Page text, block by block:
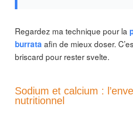
Regardez ma technique pour la
burrata afin de mieux doser.
briscard pour rester svelte.
Sodium et calcium :
nutritionnel